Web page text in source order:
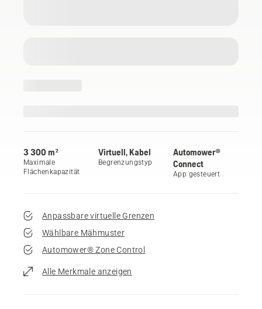
3 300 m²
Maximale
Flächenkapazität
Virtuell, Kabel
Begrenzungstyp
Automower®
Connect
App gesteuert
Anpassbare virtuelle Grenzen
Wählbare Mähmuster
Automower® Zone Control
Alle Merkmale anzeigen